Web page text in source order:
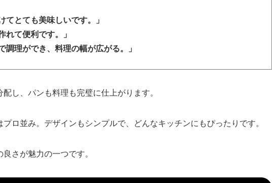
てとても美味しいです。」
れて便利です。」
調理ができ、料理の幅が広がる。」
し、パンも料理も完璧に仕上がります。
ロ並み。デザインもシンプルで、どんなキッチンにもぴったりです。
さが魅力の一つです。